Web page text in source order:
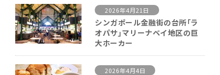
2026年4月21日
シンガポール金融街の台所「ラ
オパサ」マリーナベイ地区の巨
大ホーカー
2026年4月4日